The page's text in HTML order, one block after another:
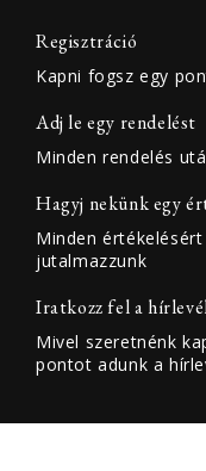
Regisztráció
Kapni fogsz egy
Adj le egy rendelést
Minden rendelés
Hagyj nekünk egy
Minden
jutalmazzunk
Iratkozz fel a
Mivel szeretnénk
pontot adunk a